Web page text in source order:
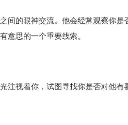
间的眼神交流。他会经常观察你是
意思的一个重要线索。
注视着你，试图寻找你是否对他有